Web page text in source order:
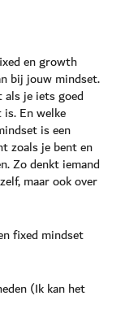
en growth
bij jouw mindset.
je iets goed
En welke
is een
zoals je bent en
Zo denkt iemand
maar ook over
fixed mindset
(Ik kan het